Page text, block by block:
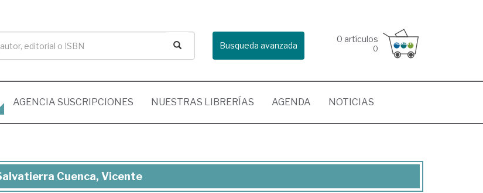
Busqueda avanzada
0 artículos
0
AGENCIA SUSCRIPCIONES NUESTRAS LIBRERÍAS AGENDA NOTICIAS
Cuenca, Vicente